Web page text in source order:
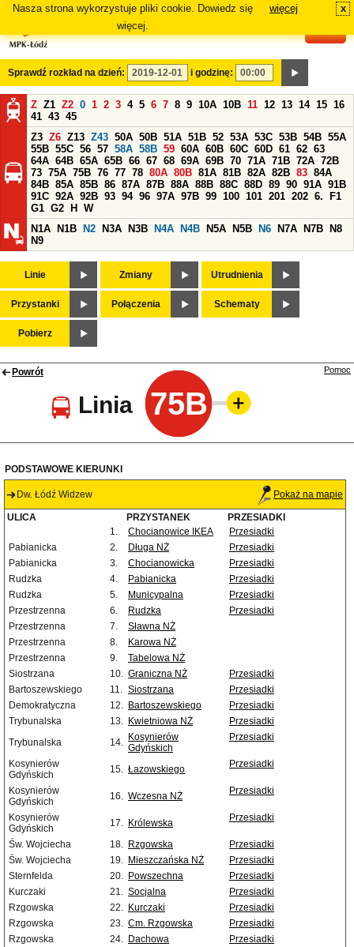
Nasza strona wykorzystuje pliki cookie. Dowiedz się
więcej.
więcej x
Sprawdź rozkład na dzień: i godzinę:
Z Z1 Z2 0 1 2 3 4 5 6 7 8 9 10A 10B 11 12 13 14 15 16
41 43 45
Z3 Z6 Z13 Z43 50A 50B 51A 51B 52 53A 53C 53B 54B 55A
55B 55C 56 57 58A 58B 59 60A 60B 60C 60D 61 62 63
64A 64B 65A 65B 66 67 68 69A 69B 70 71A 71B 72A 72B
73 75A 75B 76 77 78 80A 80B 81A 81B 82A 82B 83 84A
84B 85A 85B 86 87A 87B 88A 88B 88C 88D 89 90 91A 91B
91C 92A 92B 93 94 96 97A 97B 99 100 101 201 202 6.
F1
G1 G2 H
W
N1A
N1B N2 N3A N3B N4A N4B N5A N5B N6 N7A N7B
N8
N9
Linie Zmiany Utrudnienia
Przystanki Połączenia Schematy
Pobierz
Powrót
Linia 75B
Pomoc
PODSTAWOWE KIERUNKI
Dw. Łódź Widzew Pokaż na mapie
ULICA PRZYSTANEK
PRZESIADKI
1.
Chocianowice IKEA
Przesiadki
Pabianicka
2. Długa NŻ
Przesiadki
Pabianicka
3. Chocianowicka
Przesiadki
Rudzka
4. Pabianicka
Przesiadki
Rudzka
5. Municypalna
Przesiadki
Przestrzenna
6. Rudzka
Przesiadki
Przestrzenna
7.
Sławna NŻ
Przestrzenna
8.
Karowa NŻ
Przestrzenna
9.
Tabelowa NŻ
Siostrzana
10. Graniczna NŻ
Przesiadki
Bartoszewskiego
11. Siostrzana
Przesiadki
Demokratyczna
12. Bartoszewskiego
Przesiadki
Trybunalska
13. Kwietniowa NŻ
Przesiadki
Trybunalska
14. Kosynierów
Gdyńskich
Przesiadki
Kosynierów
Gdyńskich
15. Łazowskiego Przesiadki
Kosynierów
Gdyńskich
16. Wczesna NŻ Przesiadki
Kosynierów
Gdyńskich
17. Królewska Przesiadki
Św. Wojciecha 18. Rzgowska
Przesiadki
Św. Wojciecha
19. Mieszczańska NŻ
Przesiadki
Sternfelda
20. Powszechna
Przesiadki
Kurczaki
21. Socjalna
Przesiadki
Rzgowska
22. Kurczaki
Przesiadki
Rzgowska
23. Cm. Rzgowska
Przesiadki
Rzgowska
24. Dachowa
Przesiadki